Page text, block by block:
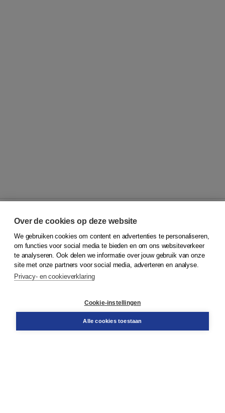
© 2026Koninklijke Boom uitgevers
Klantenservice
Service & informatie
Contact
Over de cookies op deze website
We gebruiken cookies om content en advertenties te personaliseren,
om functies voor social media te bieden en om ons websiteverkeer
te analyseren. Ook delen we informatie over jouw gebruik van onze
site met onze partners voor social media, adverteren en analyse.
Privacy- en cookieverklaring
Cookie-instellingen
Alle cookies toestaan